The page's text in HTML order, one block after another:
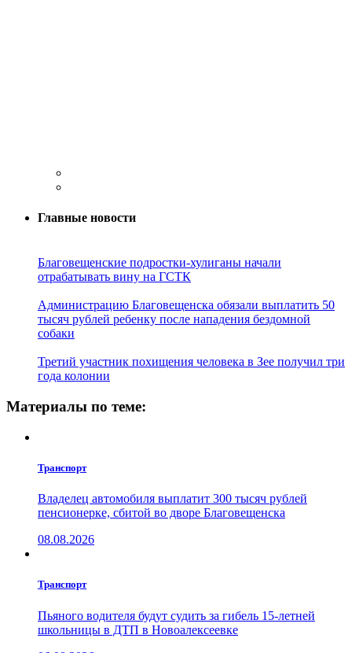
Главные новости
Благовещенские подростки-хулиганы начали
отрабатывать вину на ГСТК
Администрацию Благовещенска обязали выплатить 50
тысяч рублей ребенку после нападения бездомной
собаки
Третий участник похищения человека в Зее получил три
года колонии
Материалы по теме:
Транспорт
Владелец автомобиля выплатит 300 тысяч рублей
пенсионерке, сбитой во дворе Благовещенска
08.08.2026
Транспорт
Пьяного водителя будут судить за гибель 15-летней
школьницы в ДТП в Новоалексеевке